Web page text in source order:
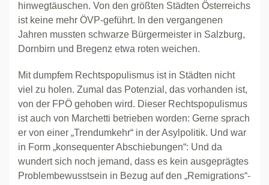
hinwegtäuschen. Von den größten Städten Österreichs
ist keine mehr ÖVP-geführt. In den vergangenen
Jahren mussten schwarze Bürgermeister in Salzburg,
Dornbirn und Bregenz etwa roten weichen.
Mit dumpfem Rechtspopulismus ist in Städten nicht
viel zu holen. Zumal das Potenzial, das vorhanden ist,
von der FPÖ gehoben wird. Dieser Rechtspopulismus
ist auch von Marchetti betrieben worden: Gerne sprach
er von einer „Trendumkehr“ in der Asylpolitik. Und war
in Form „konsequenter Abschiebungen“: Und da
wundert sich noch jemand, dass es kein ausgeprägtes
Problembewusstsein in Bezug auf den „Remigrations“-